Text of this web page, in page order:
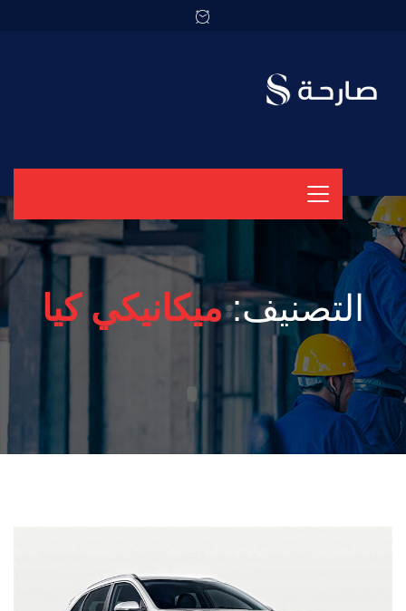
التصنيف:ميكانيكي كيا